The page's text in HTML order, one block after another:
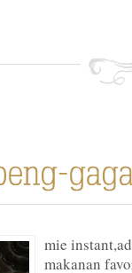
mie
makanan